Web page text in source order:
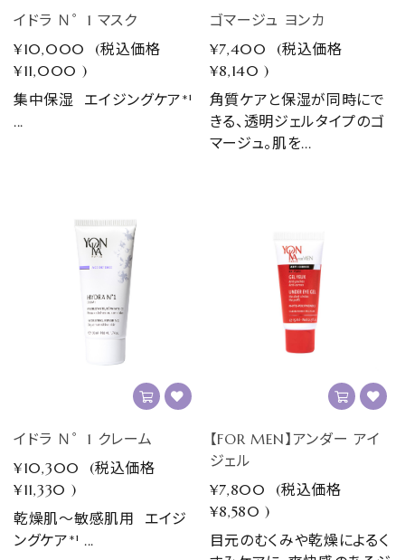
イドラ Ｎ゜1 マスク
¥10,000
(税込価格
¥11,000 )
集中保湿 エイジングケア*¹
...
ゴマージュ ヨンカ
¥7,400
(税込価格
¥8,140 )
角質ケアと保湿が同時にで
きる、透明ジェルタイプのゴ
マージュ。肌を...
イドラ Ｎ゜1 クレーム
¥10,300
(税込価格
¥11,330 )
乾燥肌～敏感肌用 エイジ
ングケア*¹ ...
【FOR MEN】アンダー アイ
ジェル
¥7,800
(税込価格
¥8,580 )
目元のむくみや乾燥によるく